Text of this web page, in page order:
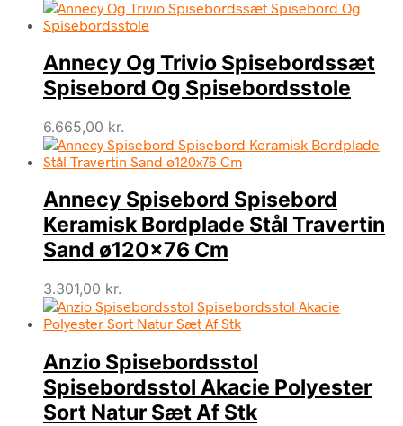
Annecy Og Trivio Spisebordssæt
Spisebord Og Spisebordsstole
6.665,00 kr.
Annecy Spisebord Spisebord
Keramisk Bordplade Stål Travertin
Sand ø120×76 Cm
3.301,00 kr.
Anzio Spisebordsstol
Spisebordsstol Akacie Polyester
Sort Natur Sæt Af Stk